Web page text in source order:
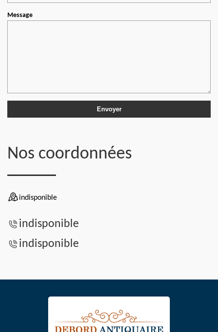
Message
Nos coordonnées
indisponible
indisponible
indisponible